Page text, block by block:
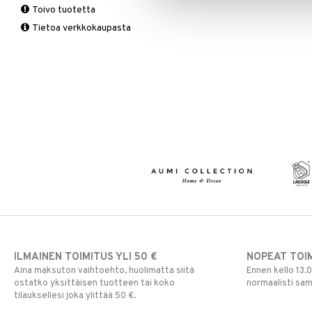
Seinäkoristeet
Vaasit
Piensäilytys & Korit
Lakanasetit
Lakanat & Tyynyliinat
Matot
Viltit & Peitteet
Puutarhavälineet
Ruukut
Pöytälamput
Valaistustarvikkeet
Toivo tuotetta
Tietoa verkkokaupasta
ILMAINEN TOIMITUS YLI 50 €
Aina maksuton vaihtoehto, huolimatta siitä
ostatko yksittäisen tuotteen tai koko
tilauksellesi joka ylittää 50 €.
NOPEAT
Ennen kello
normaalisti